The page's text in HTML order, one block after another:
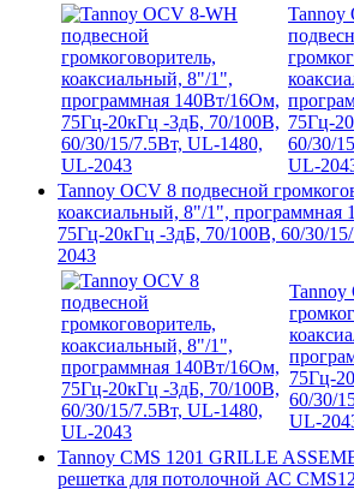
Tannoy
75Гц-
60/30/
UL-
Tannoy OCV 8 подвесной
коаксиальный, 8"/1", программная
75Гц-20кГц -3дБ, 70/100В, 60/30/
2043
Tannoy
75Гц-
60/30/
UL-
Tannoy CMS 1201 GRILLE
решетка для потолочной АС